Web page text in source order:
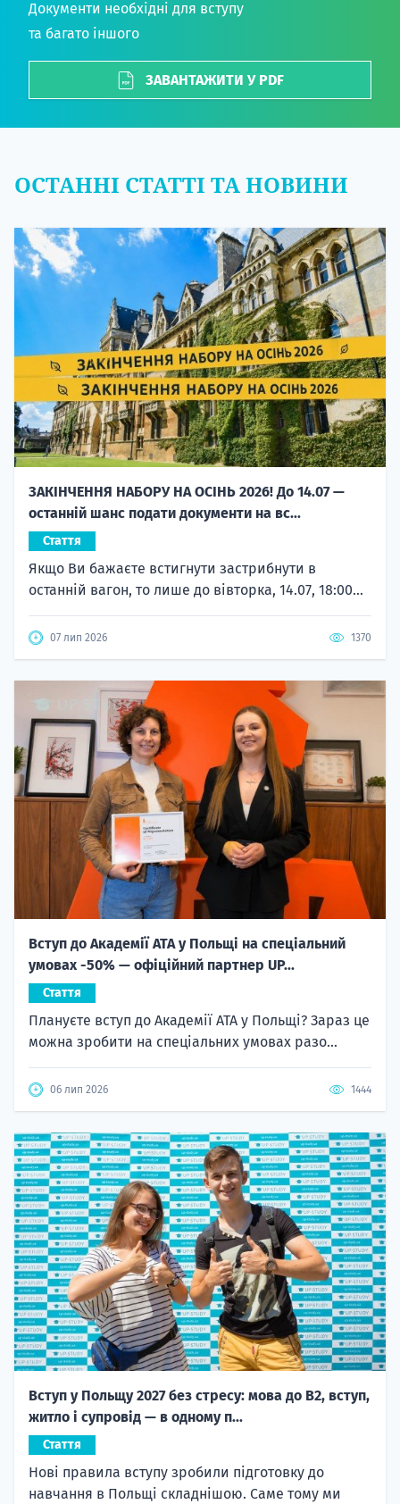
Документи необхідні для вступу
та багато іншого
ЗАВАНТАЖИТИ У PDF
ОСТАННІ СТАТТІ ТА НОВИНИ
ЗАКІНЧЕННЯ НАБОРУ НА ОСІНЬ 2026! До 14.07 —
останній шанс подати документи на вс...
Стаття
Якщо Ви бажаєте встигнути застрибнути в
останній вагон, то лише до вівторка, 14.07, 18:00...
07 лип 2026 1370
Вступ до Академії ATA у Польщі на спеціальний
умовах -50% — офіційний партнер UP...
Стаття
Плануєте вступ до Академії ATA у Польщі? Зараз це
можна зробити на спеціальних умовах разо...
06 лип 2026 1444
Вступ у Польщу 2027 без стресу: мова до B2, вступ,
житло і супровід — в одному п...
Стаття
Нові правила вступу зробили підготовку до
навчання в Польщі складнішою. Саме тому ми